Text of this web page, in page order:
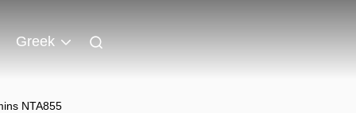
Greek
NTA855